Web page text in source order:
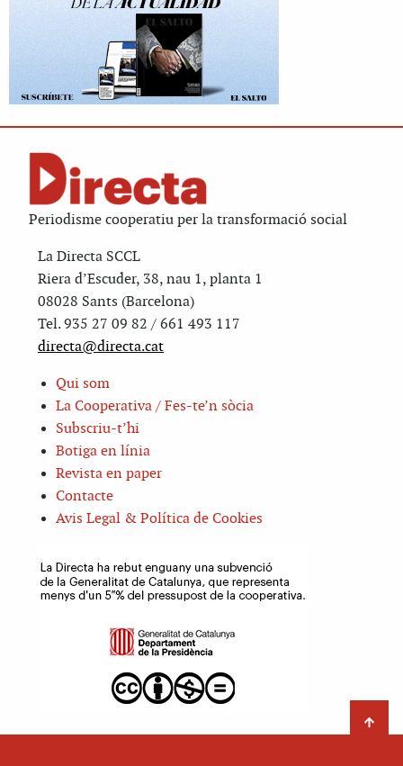
Periodisme cooperatiu per la transformació social
La Directa SCCL
Riera d’Escuder, 38, nau 1, planta 1
08028 Sants (Barcelona)
Tel. 935 27 09 82 / 661 493 117
directa@directa.cat
Qui som
La Cooperativa / Fes-te’n sòcia
Subscriu-t’hi
Botiga en línia
Revista en paper
Contacte
Avis Legal & Política de Cookies